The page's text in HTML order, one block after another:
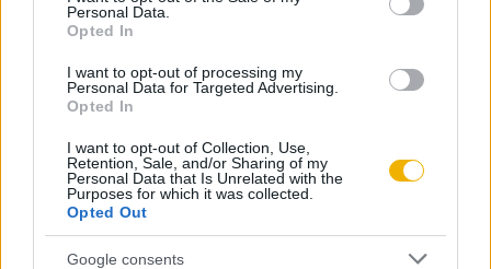
Personal Data.
Opted In
I want to opt-out of processing my
Personal Data for Targeted Advertising.
Opted In
I want to opt-out of Collection, Use,
Retention, Sale, and/or Sharing of my
Personal Data that Is Unrelated with the
Purposes for which it was collected.
Opted Out
Google consents
Szerző
Németh István
Ismerje meg
A szerző cikkei